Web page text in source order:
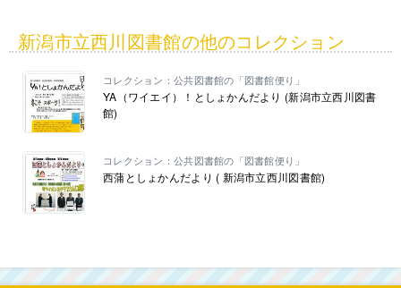
新潟市立西川図書館の他のコレクション
コレクション：公共図書館の「図書館便り」
YA（ワイエイ）！としょかんだより (新潟市立西川図書
館)
コレクション：公共図書館の「図書館便り」
西蒲としょかんだより ( 新潟市立西川図書館)